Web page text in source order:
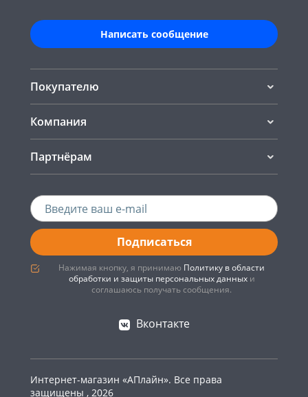
Написать сообщение
Покупателю
Компания
Партнёрам
Подписаться
Нажимая кнопку, я принимаю Политику в области
обработки и защиты персональных данныхи
соглашаюсь получать сообщения.
Вконтакте
Интернет-магазин «АПлайн». Все права
защищены , 2026